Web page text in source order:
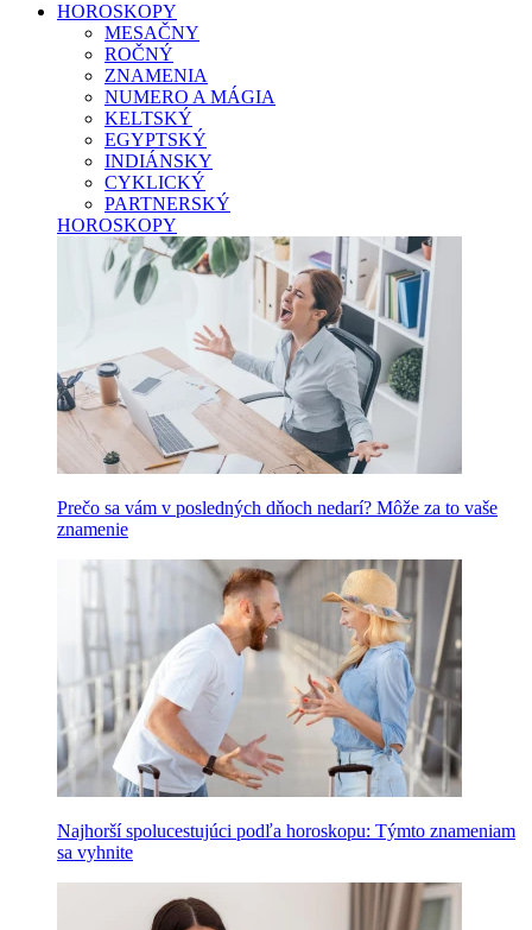
HOROSKOPY
MESAČNY
ROČNÝ
ZNAMENIA
NUMERO A MÁGIA
KELTSKÝ
EGYPTSKÝ
INDIÁNSKY
CYKLICKÝ
PARTNERSKÝ
HOROSKOPY
Prečo sa vám v posledných dňoch nedarí? Môže za to vaše
znamenie
Najhorší spolucestujúci podľa horoskopu: Týmto znameniam
sa vyhnite